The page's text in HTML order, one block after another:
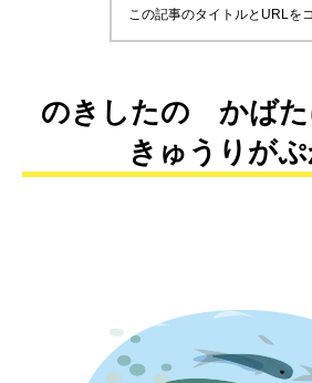
この記事のタイトルとURLを
のきしたの かば
きゅうりがぷ